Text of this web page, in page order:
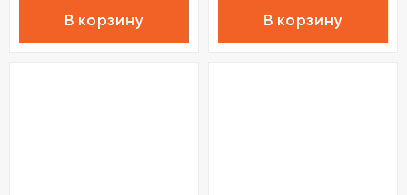
В корзину В корзину